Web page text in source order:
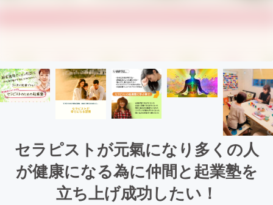
セラピストが元氣になり多くの人
が健康になる為に仲間と起業塾を
立ち上げ成功したい！